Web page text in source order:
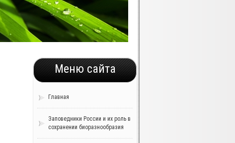
Меню сайта
Главная
Заповедники России и их роль в
сохранении биоразнообразия